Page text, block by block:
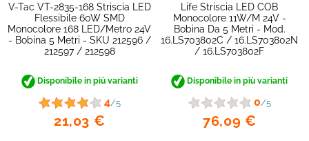
V-Tac VT-2835-168 Striscia LED
Flessibile 60W SMD
Monocolore 168 LED/metro 24V
- Bobina 5 Metri - SKU 212596 /
212597 / 212598
Disponibile in più varianti
4/5
21,03 €
Life Striscia LED COB
Monocolore 11W/m 24V -
Bobina Da 5 Metri - Mod.
16.LS703802C / 16.LS703802N
/ 16.LS703802F
Disponibile in più varianti
0/5
76,09 €